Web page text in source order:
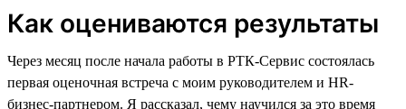
Как оцениваются результаты
Через месяц после начала работы в РТК-Сервис состоялась
первая оценочная встреча с моим руководителем и HR-
бизнес-партнером. Я рассказал, чему научился за это время